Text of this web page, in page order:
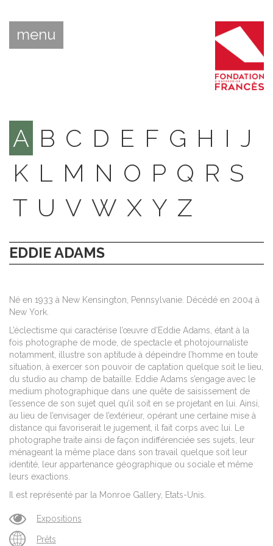
menu
A B C D E F G H I J
K L M N O P Q R S
T U V W X Y Z
EDDIE ADAMS
Né en 1933 à New Kensington, Pennsylvanie. Décédé en 2004 à
New York.
L’éclectisme qui caractérise l’œuvre d’Eddie Adams, étant à la
fois photographe de mode, de spectacle et photojournaliste
notamment, illustre son aptitude à dépeindre l’homme en toute
situation, à exercer son pouvoir de captation quelque soit le lieu,
du studio au champ de bataille. Eddie Adams s’engage avec le
medium photographique dans une quête de saisissement de
l’essence de son sujet quel qu’il soit en se projetant en lui. Ainsi,
au lieu de l’envisager de l’extérieur, opérant une certaine mise à
distance qui favoriserait le jugement, il fait corps avec lui. Le
photographe traite ainsi de façon indifférenciée ses sujets, leur
ménageant la même place dans son travail quelque soit leur
identité, leur appartenance géographique ou sociale et même
leurs exactions.
Il est représenté par la Monroe Gallery, Etats-Unis.
Expositions
Prêts